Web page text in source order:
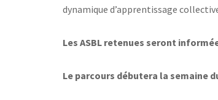
dynamique d’apprentissage
Les ASBL retenues seront
Le parcours débutera la semaine